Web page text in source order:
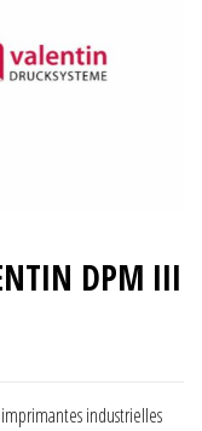
DPM III
industrielles